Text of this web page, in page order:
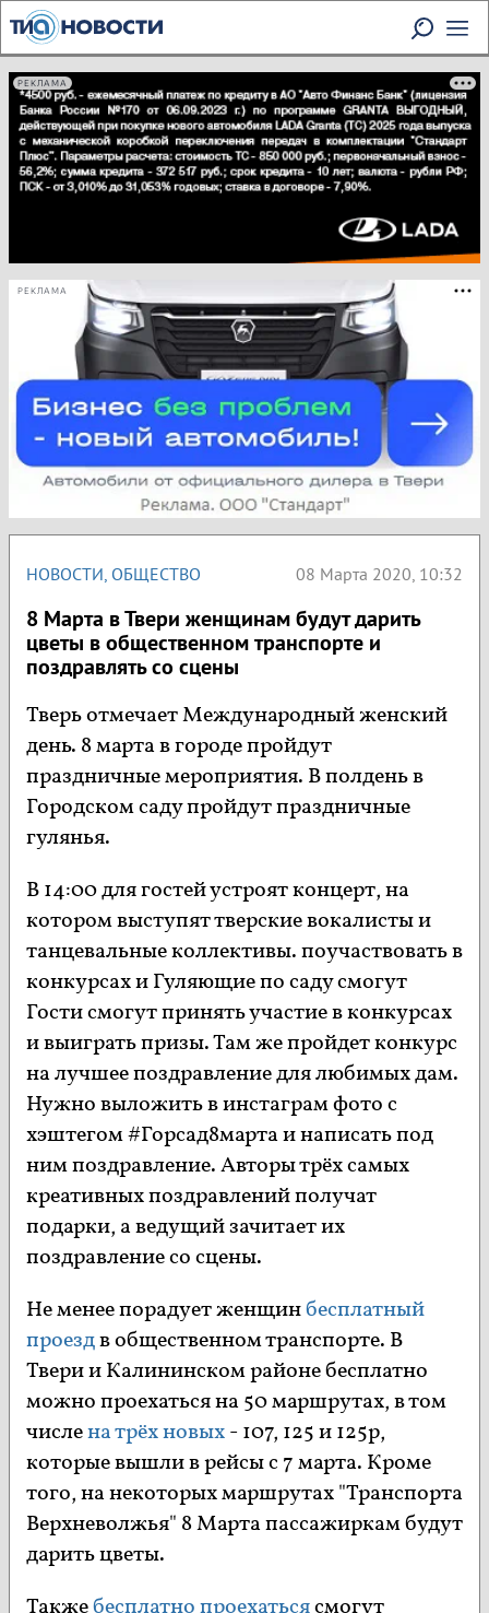
РЕКЛАМА
РЕКЛАМА
НОВОСТИ, ОБЩЕСТВО 08 Марта 2020, 10:32
8 Марта в Твери женщинам будут дарить
цветы в общественном транспорте и
поздравлять со сцены
Тверь отмечает Международный женский
день. 8 марта в городе пройдут
праздничные мероприятия. В полдень в
Городском саду пройдут праздничные
гулянья.
В 14:00 для гостей устроят концерт, на
котором выступят тверские вокалисты и
танцевальные коллективы. поучаствовать в
конкурсах и Гуляющие по саду смогут
Гости смогут принять участие в конкурсах
и выиграть призы. Там же пройдет конкурс
на лучшее поздравление для любимых дам.
Нужно выложить в инстаграм фото с
хэштегом #Горсад8марта и написать под
ним поздравление. Авторы трёх самых
креативных поздравлений получат
подарки, а ведущий зачитает их
поздравление со сцены.
Не менее порадует женщинбесплатный
проездв общественном транспорте. В
Твери и Калининском районе бесплатно
можно проехаться на 50 маршрутах, в том
числена трёх новых- 107, 125 и 125р,
которые вышли в рейсы с 7 марта. Кроме
того, на некоторых маршрутах "Транспорта
Верхневолжья" 8 Марта пассажиркам будут
дарить цветы.